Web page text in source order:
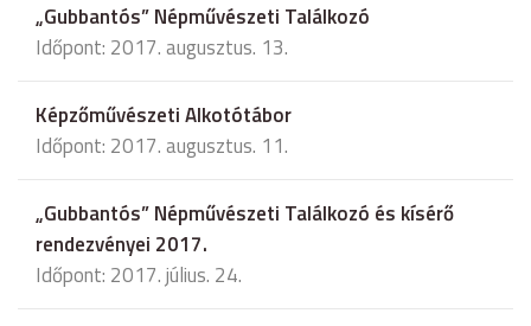
„Gubbantós” Népművészeti Találkozó
Időpont: 2017. augusztus. 13.
Képzőművészeti Alkotótábor
Időpont: 2017. augusztus. 11.
„Gubbantós” Népművészeti Találkozó és kísérő
rendezvényei 2017.
Időpont: 2017. július. 24.